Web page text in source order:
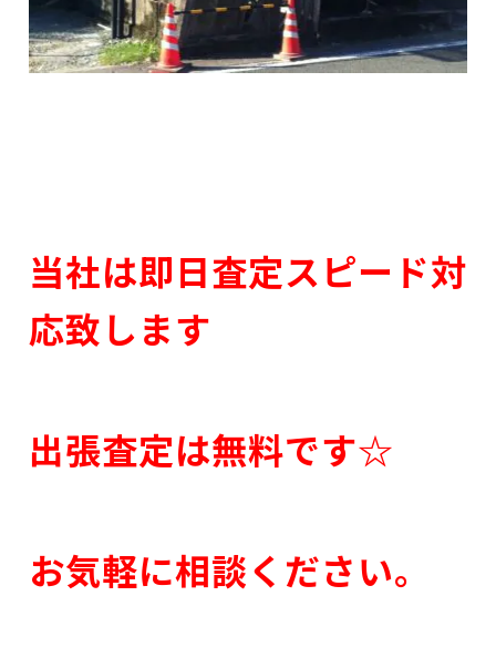
当社は即日査定スピード対
応致します
出張査定は無料です☆
お気軽に相談ください。